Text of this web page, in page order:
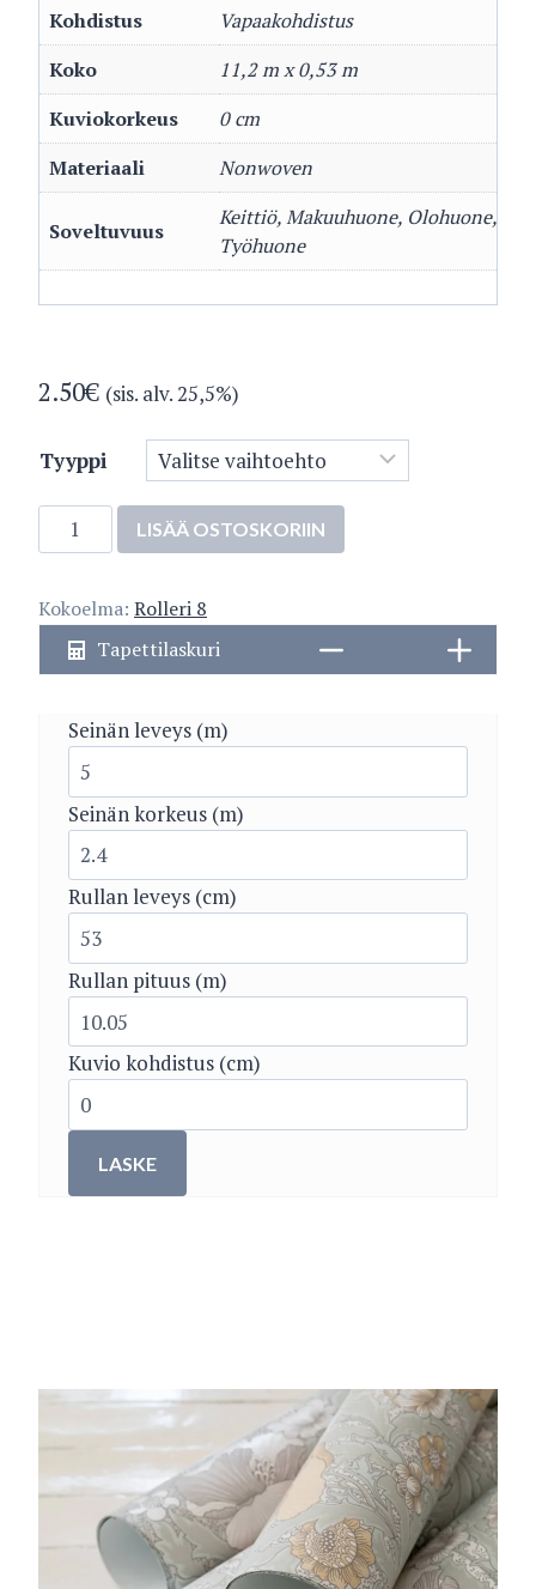
Kohdistus
Vapaakohdistus
Koko
11,2 m x 0,53 m
Kuviokorkeus
0 cm
Materiaali
Nonwoven
Soveltuvuus
Keittiö, Makuuhuone, Olohuone,
Työhuone
2.50€ (sis. alv. 25,5%)
Tyyppi
2936-
4
LISÄÄ OSTOSKORIIN
Kokoelma: Rolleri 8
Tapettilaskuri
Seinän leveys (m)
Seinän korkeus (m)
Rullan leveys (cm)
Rullan pituus (m)
Kuvio kohdistus (cm)
LASKE